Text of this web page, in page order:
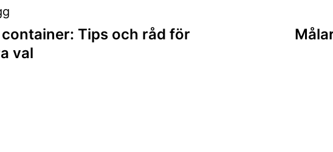
Tips och råd för
val